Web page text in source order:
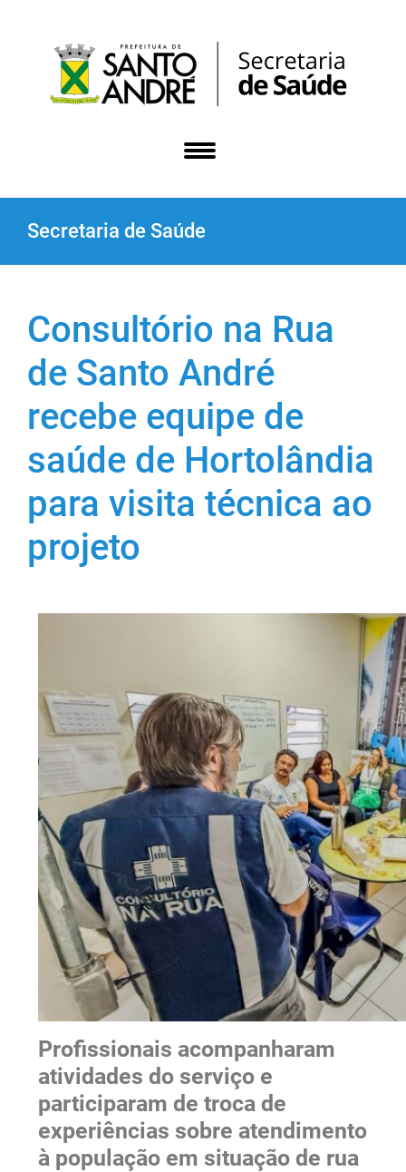
Secretaria de Saúde
Consultório na Rua
de Santo André
recebe equipe de
saúde de Hortolândia
para visita técnica ao
projeto
Profissionais acompanharam
atividades do serviço e
participaram de troca de
experiências sobre atendimento
à população em situação de rua